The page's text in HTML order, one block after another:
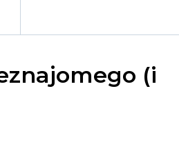
(i